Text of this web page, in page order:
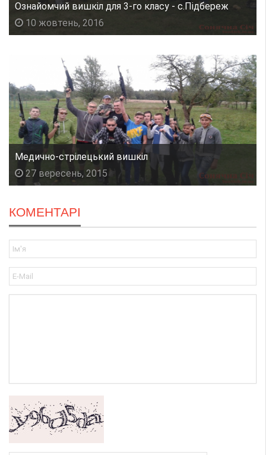
Ознайомчий вишкіл для 3-го класу - с.Підбереж
10 жовтень, 2016
Медично-стрілецький вишкіл
27 вересень, 2015
КОМЕНТАРІ